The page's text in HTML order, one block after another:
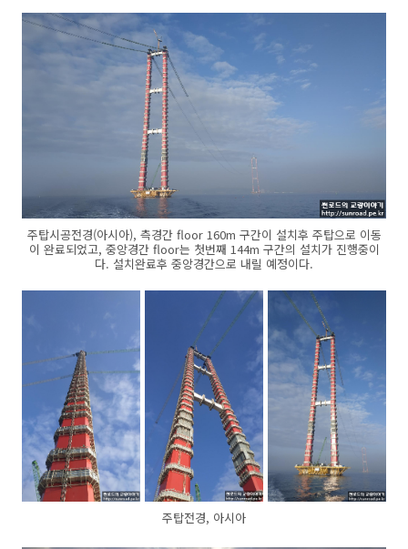
주탑시공전경(아시아), 측경간 floor 160m 구간이 설치후 주탑으로 이동
이 완료되었고, 중앙경간 floor는 첫번째 144m 구간의 설치가 진행중이
다. 설치완료후 중앙경간으로 내릴 예정이다.
주탑전경, 아시아